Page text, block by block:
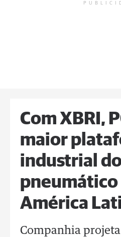
Com XBRI,
maior
industrial
pneumático
América
Companhia